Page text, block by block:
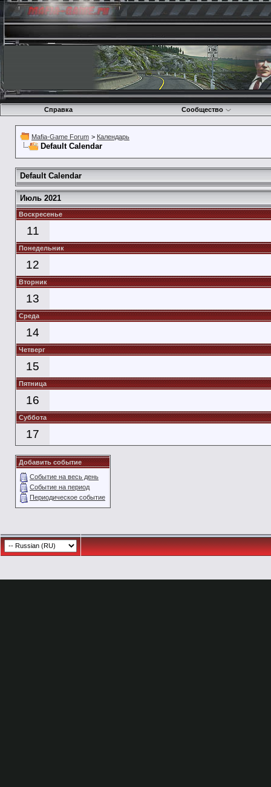
Справка Сообщество
Mafia-Game Forum > Календарь
Default Calendar
Default Calendar
Июль 2021
Воскресенье
11
Понедельник
12
Вторник
13
Среда
14
Четверг
15
Пятница
16
Суббота
17
Добавить событие
Событие на весь день
Событие на период
Периодическое событие